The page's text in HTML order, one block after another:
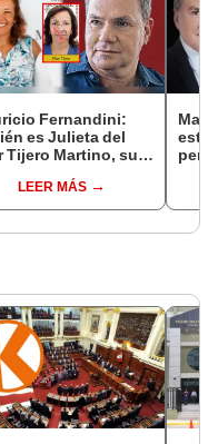
Fernandini:
es Julieta del
Tijero Martino, su
a Marrufo?
LEER MÁS